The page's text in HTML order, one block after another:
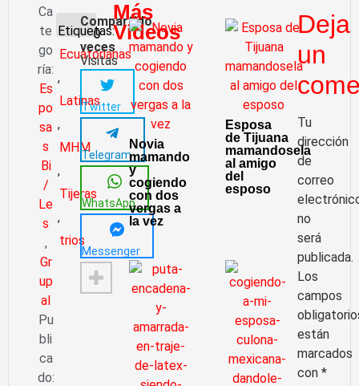
Ca
te
go
ría:
Es
po
sa
s
Bi
/
Le
s
,
Gr
up
al
Pu
bli
ca
do:
Etiquetas:
Ecuatorianas
,
Latinas
,
MHM
,
Tijeras
,
trios
Compartido
0
veces
Visitas
Twitter
Telegram
WhatsApp
Messenger
Más
Videos
Novia
mamando
y
cogiendo
con dos
vergas a
la vez
Esposa
de Tijuana
mamandosela
al amigo
del
esposo
Deja
un
Tu
dirección
de
correo
no
será
publicada.
Los
campos
están
marcados
con*